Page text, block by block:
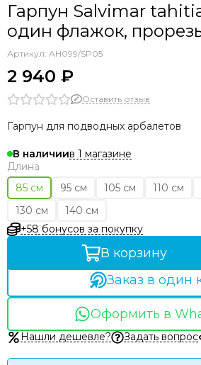
Гарпун Salvimar
один флажок,
Артикул: AH099/SP05
2 940 ₽
Оставить отзыв
Гарпун для подводных арбалетов
В наличиив 1 магазине
Длина
85 см
95 см 105 см 110 см
130 см
140 см
+58 бонусов за покупку
В корзину
Заказ в один
Оформить в
Нашли дешевле? Задать вопрос